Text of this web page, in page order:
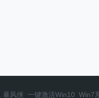
风侠_一键激活Win10_Win7